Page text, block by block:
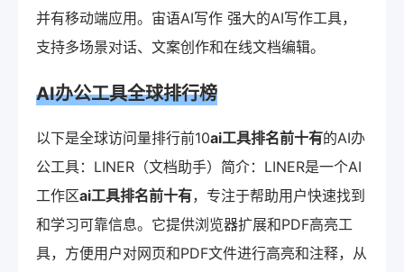
并有移动端应用。宙语AI写作 强大的AI写作工具，
支持多场景对话、文案创作和在线文档编辑。
AI办公工具全球排行榜
以下是全球访问量排行前10ai工具排名前十有的AI办
公工具：LINER（文档助手）简介：LINER是一个AI
工作区ai工具排名前十有，专注于帮助用户快速找到
和学习可靠信息。它提供浏览器扩展和PDF高亮工
具，方便用户对网页和PDF文件进行高亮和注释，从